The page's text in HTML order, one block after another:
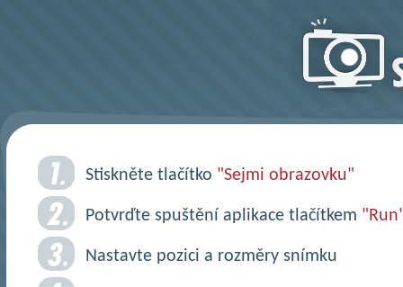
Jednoduché
Stiskněte tlačítko "Sejmi obrazovku"
Potvrďte spuštění aplikace tlačítkem
Nastavte pozici a rozměry snímku